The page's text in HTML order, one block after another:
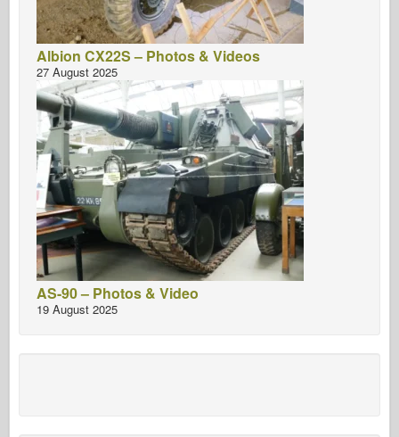
Albion CX22S – Photos & Videos
27 August 2025
AS-90 – Photos & Video
19 August 2025